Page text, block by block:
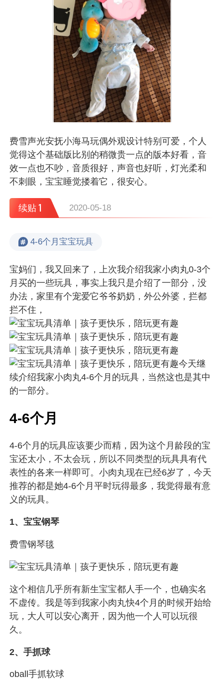
费雪声光安抚小海马玩偶外观设计特别可爱，个人
觉得这个基础版比别的稍微贵一点的版本好看，音
效一点也不吵，音质很好，声音也好听，灯光柔和
不刺眼，宝宝睡觉搂着它，很安心。
续贴 1 2020-05-18
4-6个月宝宝玩具
宝妈们，我又回来了，上次我介绍我家小肉丸0-3个
月买的一些玩具，事实上我只是介绍了一部分，没
办法，家里有个宠爱它爷爷奶奶，外公外婆，拦都
拦不住，
今天继
续介绍我家小肉丸4-6个月的玩具，当然这也是其中
的一部分。
4-6个月
4-6个月的玩具应该要少而精， 因为这个月龄段的宝
宝还太小，不太会玩，所以不同类型的玩具具有代
表性的各来一样即可。小肉丸现在已经6岁了，今天
推荐的都是她4-6个月平时玩得最多，我觉得最有意
义的玩具。
1、宝宝钢琴
费雪钢琴毯
这个相信几乎所有新生宝宝都人手一个，也确实名
不虚传。我是等到我家小肉丸快4个月的时候开始给
玩，大人可以安心离开，因为他一个人可以玩很
久。
2、手抓球
oball手抓软球